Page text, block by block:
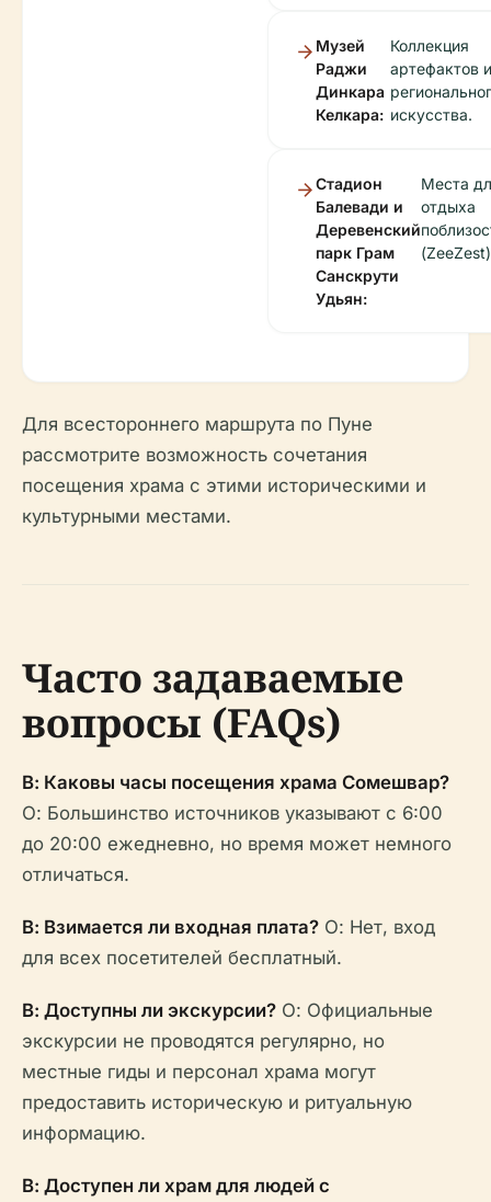
Музей
Раджи
Динкара
Келкара:
Коллекция
артефактов
искусства.
Стадион
Балевади и
Деревенский
парк Грам
Санскрути
Удьян:
Места
отдыха
Для всестороннего маршрута по Пуне
рассмотрите возможность сочетания
посещения храма с этими историческими и
культурными местами.
Часто задаваемые
вопросы (FAQs)
В: Каковы часы посещения храма Сомешвар?
О: Большинство источников указывают с 6:00
до 20:00 ежедневно, но время может немного
отличаться.
В: Взимается ли входная плата? О: Нет, вход
для всех посетителей бесплатный.
В: Доступны ли экскурсии? О: Официальные
экскурсии не проводятся регулярно, но
местные гиды и персонал храма могут
предоставить историческую и ритуальную
информацию.
В: Доступен ли храм для людей с